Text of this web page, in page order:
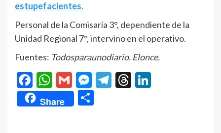
estupefacientes.
Personal de la Comisaría 3°, dependiente de la
Unidad Regional 7°, intervino en el operativo.
Fuentes: Todosparaunodiario. Elonce.
Facebook
WhatsApp
GmailMessenger
Telegram
Threads
Share